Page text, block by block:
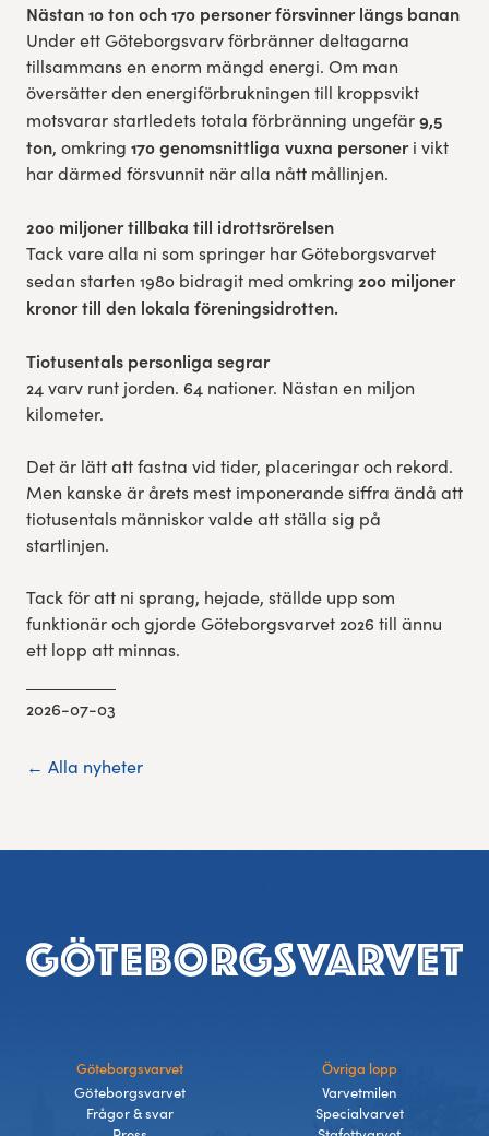
Nästan 10 ton och 170 personer försvinner längs banan
Under ett Göteborgsvarv förbränner deltagarna
tillsammans en enorm mängd energi. Om man
översätter den energiförbrukningen till kroppsvikt
motsvarar startledets totala förbränning ungefär9,5
ton, omkring 170 genomsnittliga vuxna personeri vikt
har därmed försvunnit när alla nått mållinjen.
200 miljoner tillbaka till idrottsrörelsen
Tack vare alla ni som springer har Göteborgsvarvet
sedan starten 1980 bidragit med omkring 200 miljoner
kronor till den lokala föreningsidrotten.
Tiotusentals personliga segrar
24 varv runt jorden. 64 nationer. Nästan en miljon
kilometer.
Det är lätt att fastna vid tider, placeringar och rekord.
Men kanske är årets mest imponerande siffra ändå att
tiotusentals människor valde att ställa sig på
startlinjen.
Tack för att ni sprang, hejade, ställde upp som
funktionär och gjorde Göteborgsvarvet 2026 till ännu
ett lopp att minnas.
2026-07-03
← Alla nyheter
Sidfot
Göteborgsvarvet
Göteborgsvarvet
Frågor & svar
Övriga lopp
Varvetmilen
Specialvarvet